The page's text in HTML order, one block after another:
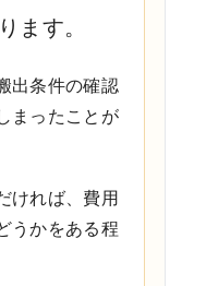
ます。
出条件の確認
まったことが
ければ、費用
うかをある程